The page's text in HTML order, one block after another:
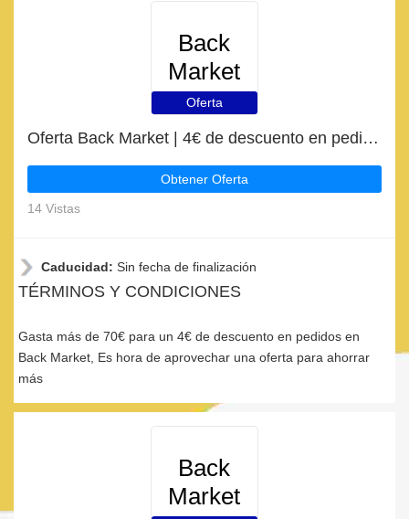
Back
Market
Oferta
Oferta Back Market | 4€ de descuento en pedidos superiores a 70€
Obtener Oferta
14 Vistas
Caducidad: Sin fecha de finalización
TÉRMINOS Y CONDICIONES
Gasta más de 70€ para un 4€ de descuento en pedidos en
Back Market, Es hora de aprovechar una oferta para ahorrar
más
Back
Market